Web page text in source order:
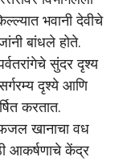
भवानी देवीचे
बांधले होते.
सुंदर दृश्य
दृश्ये आणि
करतात.
खानाचा वध
आकर्षणाचे केंद्र